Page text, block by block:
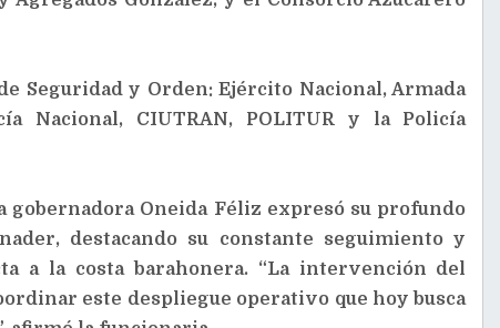
Seguridad y Orden: Ejército Nacional, Armada
Nacional, CIUTRAN, POLITUR y la Policía
Oneida Féliz expresó su profundo
destacando su constante seguimiento y
a la costa barahonera. “La intervención del
este despliegue operativo que hoy busca